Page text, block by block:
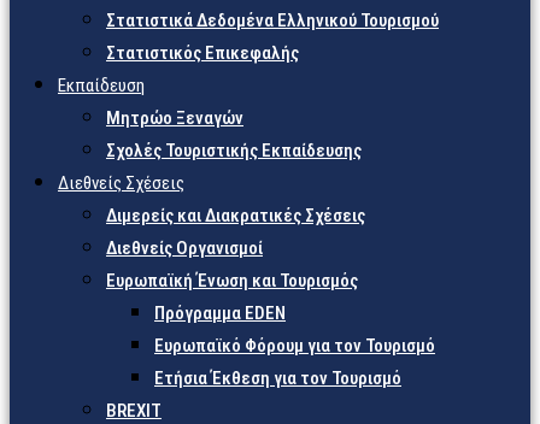
Στατιστικά Δεδομένα Ελληνικού Τουρισμού
Στατιστικός Επικεφαλής
Εκπαίδευση
Μητρώο Ξεναγών
Σχολές Τουριστικής Εκπαίδευσης
Διεθνείς Σχέσεις
Διμερείς και Διακρατικές Σχέσεις
Διεθνείς Οργανισμοί
Ευρωπαϊκή Ένωση και Τουρισμός
Πρόγραμμα EDEN
Ευρωπαϊκό Φόρουμ για τον Τουρισμό
Ετήσια Έκθεση για τον Τουρισμό
BREXIT